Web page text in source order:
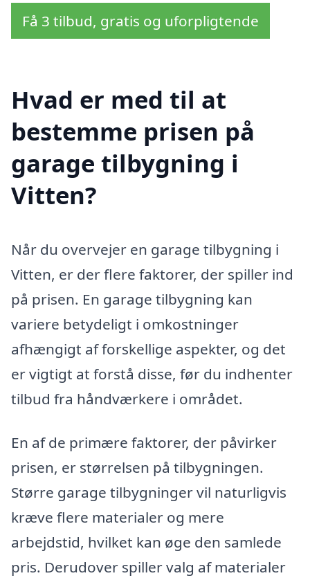
Få 3 tilbud, gratis og uforpligtende
Hvad er med til at
bestemme prisen på
garage tilbygning i
Vitten?
Når du overvejer en garage tilbygning i
Vitten, er der flere faktorer, der spiller ind
på prisen. En garage tilbygning kan
variere betydeligt i omkostninger
afhængigt af forskellige aspekter, og det
er vigtigt at forstå disse, før du indhenter
tilbud fra håndværkere i området.
En af de primære faktorer, der påvirker
prisen, er størrelsen på tilbygningen.
Større garage tilbygninger vil naturligvis
kræve flere materialer og mere
arbejdstid, hvilket kan øge den samlede
pris. Derudover spiller valg af materialer